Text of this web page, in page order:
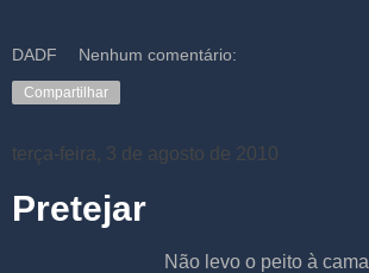
DADF Nenhum comentário:
Compartilhar
terça-feira, 3 de agosto de 2010
Pretejar
Não levo o peito à cama